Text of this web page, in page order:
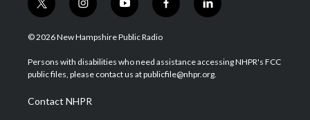
t
w
i
t
e
i
n
s
a
g
a
m
y
o
u
u
b
f
a
b
o
l
i
e
d
© 2026 New Hampshire Public Radio
Persons with disabilities who need assistance accessing NHPR's FCC
public files, please contact us at publicfile@nhpr.org.
Contact NHPR